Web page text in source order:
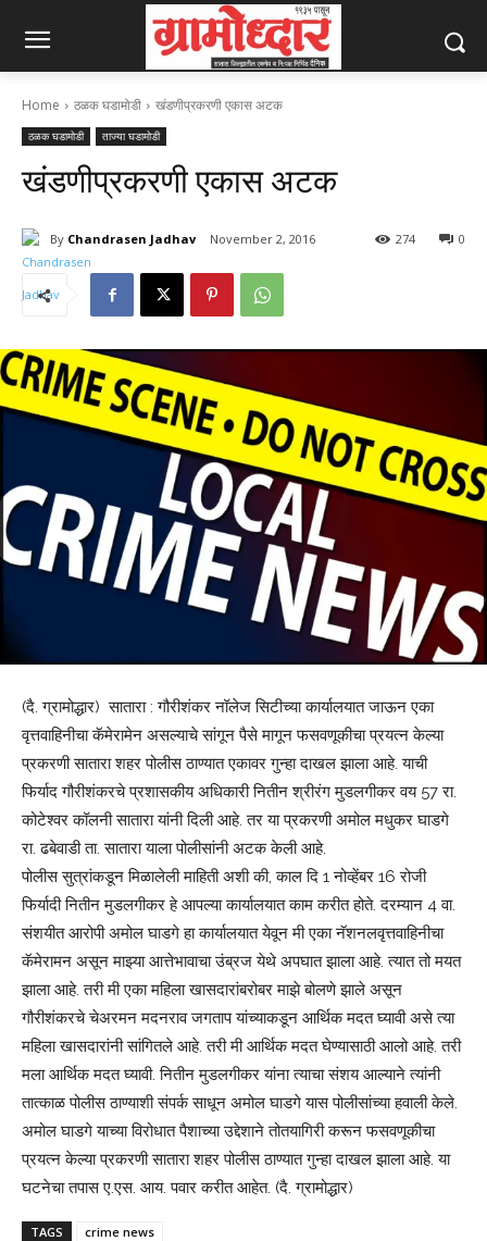
Home ठळक घडामोडी खंडणीप्रकरणी एकास अटक
ठळक घडामोडी ताज्या घडामोडी
खंडणीप्रकरणी एकास अटक
By Chandrasen Jadhav November 2, 2016 0
274
(दै. ग्रामोद्धार) सातारा : गौरीशंकर नॉलेज सिटीच्या कार्यालयात जाऊन एका
वृत्तवाहिनीचा कॅमेरामेन असल्याचे सांगून पैसे मागून फसवणूकीचा प्रयत्न केल्या
प्रकरणी सातारा शहर पोलीस ठाण्यात एकावर गुन्हा दाखल झाला आहे. याची
फिर्याद गौरीशंकरचे प्रशासकीय अधिकारी नितीन श्रीरंग मुडलगीकर वय 57 रा.
कोटेश्‍वर कॉलनी सातारा यांनी दिली आहे. तर या प्रकरणी अमोल मधुकर घाडगे
रा. ढबेवाडी ता. सातारा याला पोलीसांनी अटक केली आहे.
पोलीस सुत्रांकडून मिळालेली माहिती अशी की, काल दि 1 नोव्हेंबर 16 रोजी
फिर्यादी नितीन मुडलगीकर हे आपल्या कार्यालयात काम करीत होते. दरम्यान 4 वा.
संशयीत आरोपी अमोल घाडगे हा कार्यालयात येवून मी एका नॅशनलवृत्तवाहिनीचा
कॅमेरामन असून माझ्या आत्तेभावाचा उंब्रज येथे अपघात झाला आहे. त्यात तो मयत
झाला आहे. तरी मी एका महिला खासदारांबरोबर माझे बोलणे झाले असून
गौरीशंकरचे चेअरमन मदनराव जगताप यांच्याकडून आर्थिक मदत घ्यावी असे त्या
महिला खासदारांनी सांगितले आहे. तरी मी आर्थिक मदत घेण्यासाठी आलो आहे. तरी
मला आर्थिक मदत घ्यावी. नितीन मुडलगीकर यांना त्याचा संशय आल्याने त्यांनी
तात्काळ पोलीस ठाण्याशी संपर्क साधून अमोल घाडगे यास पोलीसांच्या हवाली केले.
अमोल घाडगे याच्या विरोधात पैशाच्या उद्देशाने तोतयागिरी करून फसवणूकीचा
प्रयत्न केल्या प्रकरणी सातारा शहर पोलीस ठाण्यात गुन्हा दाखल झाला आहे. या
घटनेचा तपास ए.एस. आय. पवार करीत आहेत. (दै. ग्रामोद्धार)
TAGS crime news